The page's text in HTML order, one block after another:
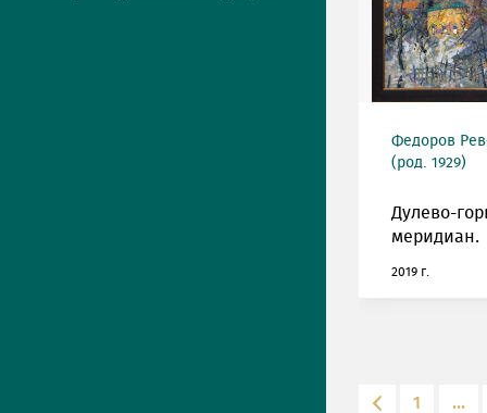
Федоров
(род. 1929)
Дулево-
меридиан.
2019 г.
1 ...